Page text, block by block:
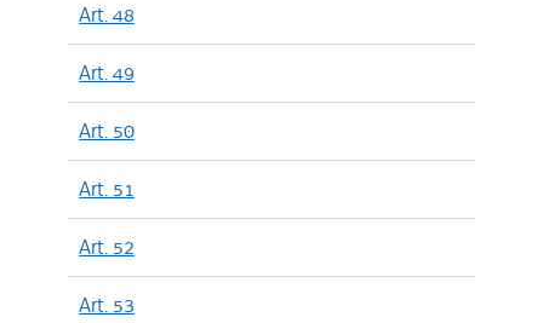
Art. 48
Art. 49
Art. 50
Art. 51
Art. 52
Art. 53